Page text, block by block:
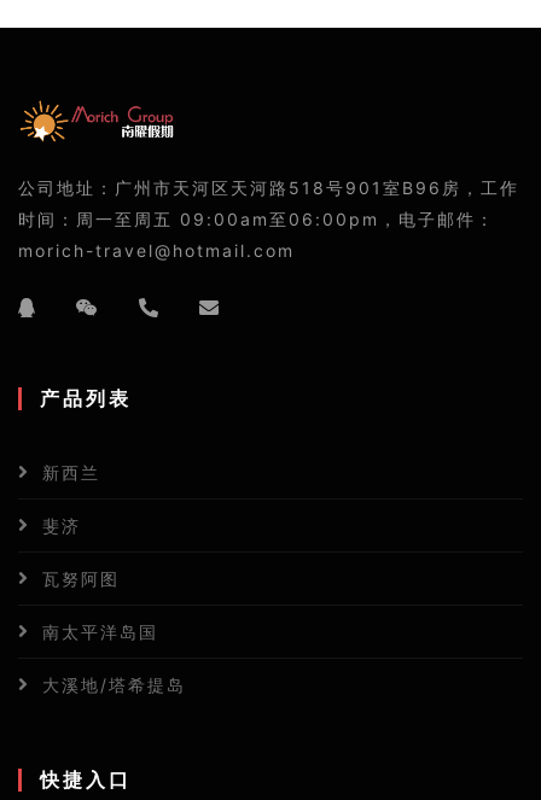
公司地址：广州市天河区天河路518号901室B96房，工作
时间：周一至周五 09:00am至06:00pm，电子邮件：
morich-travel@hotmail.com
产品列表
新西兰
斐济
瓦努阿图
南太平洋岛国
大溪地/塔希提岛
快捷入口